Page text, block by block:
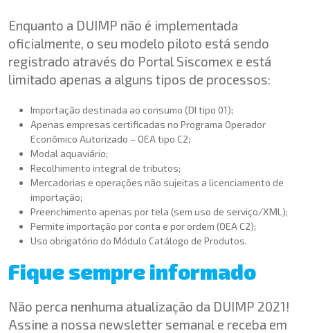
Enquanto a DUIMP não é implementada
oficialmente, o seu modelo piloto está sendo
registrado através do Portal Siscomex e está
limitado apenas a alguns tipos de processos:
Importação destinada ao consumo (DI tipo 01);
Apenas empresas certificadas no Programa Operador
Econômico Autorizado – OEA tipo C2;
Modal aquaviário;
Recolhimento integral de tributos;
Mercadorias e operações não sujeitas a licenciamento de
importação;
Preenchimento apenas por tela (sem uso de serviço/XML);
Permite importação por conta e por ordem (OEA C2);
Uso obrigatório do Módulo Catálogo de Produtos.
Fique sempre informado
Não perca nenhuma atualização da DUIMP 2021!
Assine a nossa newsletter semanal e receba em